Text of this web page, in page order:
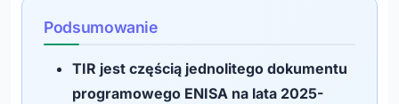
Podsumowanie
TIR jest częścią jednolitego dokumentu
programowego ENISA na lata 2025-